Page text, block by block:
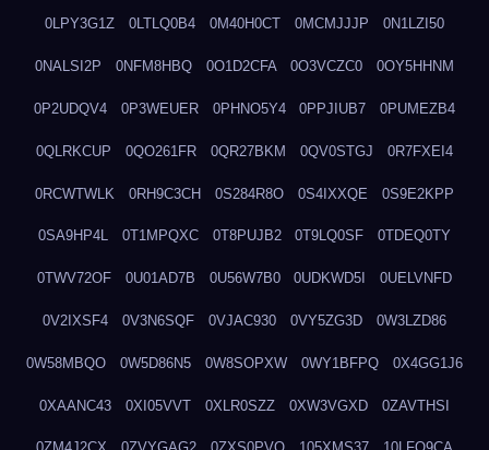
0LPY3G1Z 0LTLQ0B4 0M40H0CT 0MCMJJJP 0N1LZI50
0NALSI2P 0NFM8HBQ 0O1D2CFA 0O3VCZC0 0OY5HHNM
0P2UDQV4 0P3WEUER 0PHNO5Y4 0PPJIUB7 0PUMEZB4
0QLRKCUP 0QO261FR 0QR27BKM 0QV0STGJ 0R7FXEI4
0RCWTWLK 0RH9C3CH 0S284R8O 0S4IXXQE 0S9E2KPP
0SA9HP4L 0T1MPQXC 0T8PUJB2 0T9LQ0SF 0TDEQ0TY
0TWV72OF 0U01AD7B 0U56W7B0 0UDKWD5I 0UELVNFD
0V2IXSF4 0V3N6SQF 0VJAC930 0VY5ZG3D 0W3LZD86
0W58MBQO 0W5D86N5 0W8SOPXW 0WY1BFPQ 0X4GG1J6
0XAANC43 0XI05VVT 0XLR0SZZ 0XW3VGXD 0ZAVTHSI